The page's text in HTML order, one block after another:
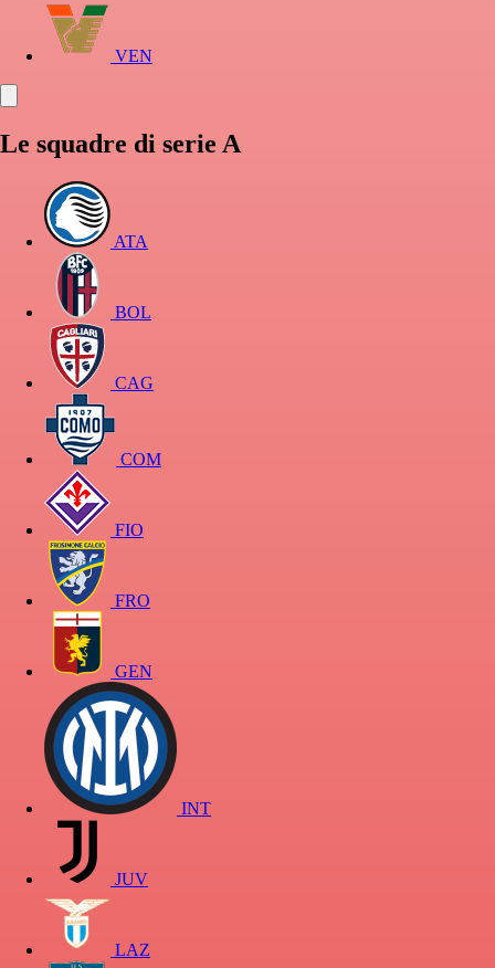
VEN
Le squadre di serie A
ATA
BOL
CAG
COM
FIO
FRO
GEN
INT
JUV
LAZ